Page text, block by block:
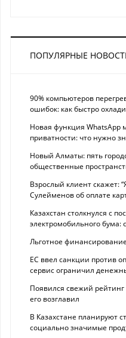
ПОПУЛЯРНЫЕ
90% компьютеров
ошибок: как быстро
Новая функция WhatsApp
приватности: что нужно
Новый Алматы: пять
общественные
Взрослый клиент скажет:
Сулейменов об оплате
Казахстан столкнулся с
электромобильного бума:
Льготное
ЕС ввел санкции против
сервис ограничил
Появился свежий
его возглавил
В Казахстане планируют
социально значимые